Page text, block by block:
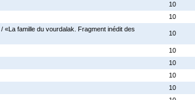
10
10
/ «La famille du vourdalak. Fragment inédit des
10
10
10
10
10